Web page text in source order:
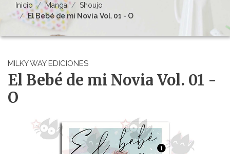
Inicio Manga
Shoujo
El Bebé de mi Novia Vol. 01 - O
MILKY WAY EDICIONES
El Bebé de mi Novia Vol. 01 -
O